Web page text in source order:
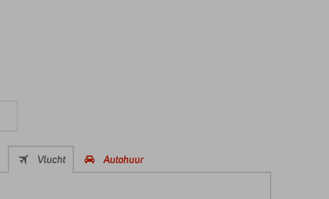
Vlucht Autohuur